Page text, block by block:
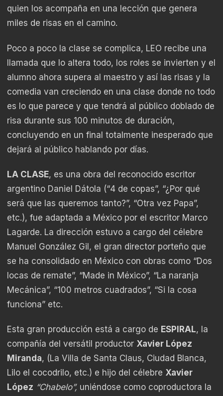
quien los acompaña en una lección que genera
miles de risas en el camino.
Poco a poco la clase se complica, LEO recibe una
llamada que lo altera todo, los roles se invierten y el
alumno ahora supera al maestro y así las risas y la
comedia van creciendo en una clase donde no todo
es lo que parece y que tendrá al público doblado de
risa durante sus 100 minutos de duración,
concluyendo en un final totalmente inesperado que
dejará al público hablando por días.
LA CLASE, es una obra del reconocido escritor
argentino Daniel Dátola (“4 de copas”, “¿Por qué
será que las queremos tanto?”, “Otra vez Papa”,
etc.), fue adaptada a México por el escritor Marco
Lagarde. La dirección estuvo a cargo del célebre
Manuel González Gil, el gran director porteño que
se ha consolidado en México con obras como “Dos
locas de remate”, “Made in México”, “La naranja
Mecánica”, “100 metros cuadrados”, “Si la cosa
funciona” etc.
Esta gran producción está a cargo de ESPIRAL, la
compañía del versátil productor Xavier López
Miranda, (La Villa de Santa Claus, Ciudad Blanca,
Lilo el cocodrilo, etc.) e hijo del célebre Xavier
López “Chabelo”, uniéndose como coproductora la